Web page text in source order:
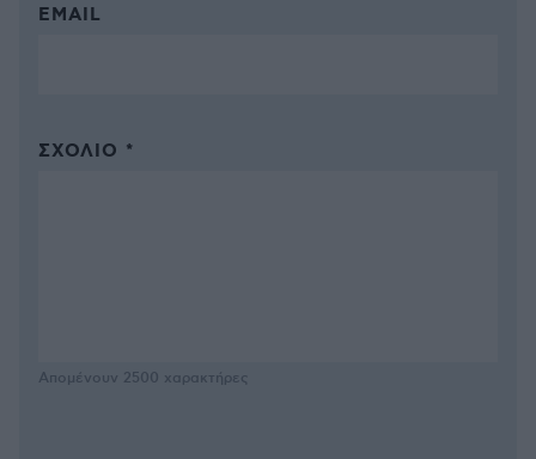
EMAIL
ΣΧΌΛΙΟ *
Απομένουν 2500 χαρακτήρες